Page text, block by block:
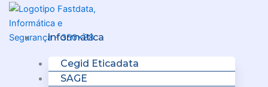
Informática
Cegid Eticadata
SAGE
Menu